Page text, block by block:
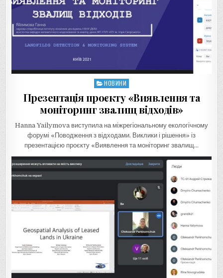
Posted
НОВИНИ
Презентація проєкту «Виявлення та
моніторинг звалищ відходів»
Hanna Yailymova виступила на міжрегіональному екологічному
форумі «Поводження з відходами. Виклики і рішення» із
презентацією проєкту «Виявлення та моніторинг звалищ…